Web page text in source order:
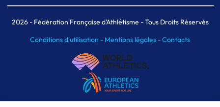
Meeting de Paris indoor
MAIF Ekiden de Paris
2026- Fédération Française d'Athlétisme - Tous Droits Réservés
Conditions d'utilisation - Mentions légales -Contacts